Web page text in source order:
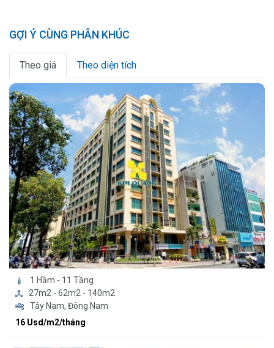
GỢI Ý CÙNG PHÂN KHÚC
Theo giá Theo diện tích
1 Hầm - 11 Tầng
27m2 - 62m2 - 140m2
Tây Nam, Đông Nam
16 Usd/m2/tháng